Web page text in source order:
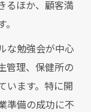
るほか、顧客満
な勉強会が中心
管理、保健所の
います。特に開
準備の成功に不